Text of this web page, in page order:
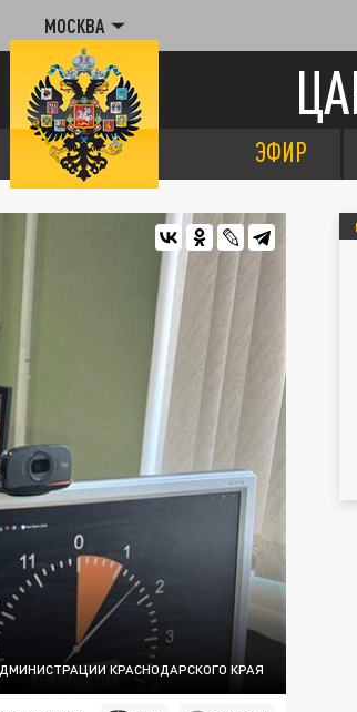
МОСКВА
ЭФИР
КРАСНОДАРСКОГО КРАЯ